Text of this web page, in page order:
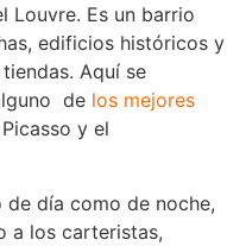
Louvre. Es un barrio
edificios históricos y
Aquí se
de los mejores
y el
día como de noche,
a los carteristas,